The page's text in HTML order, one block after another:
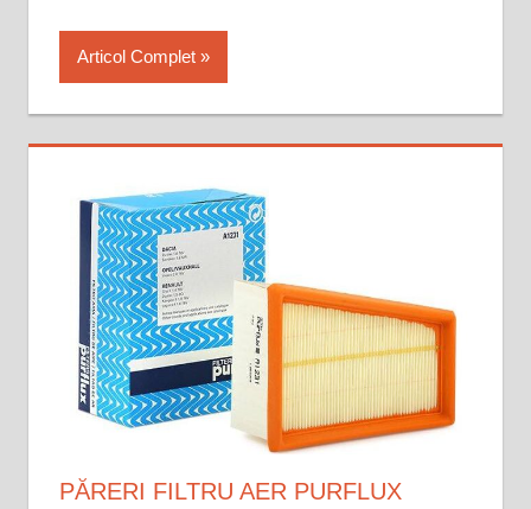
Articol Complet
PĂRERI FILTRU AER PURFLUX